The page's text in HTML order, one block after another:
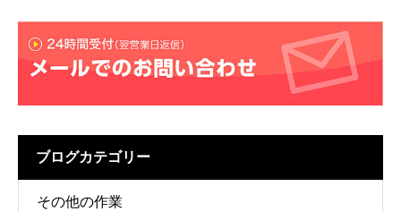
ブログカテゴリー
その他の作業